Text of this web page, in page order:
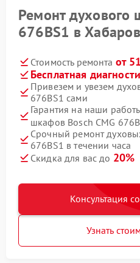
Ремонт духового
676BS1 в
Стоимость ремонта от
Бесплатная
Привезем и увезем
676BS1 сами
Гарантия на наши
шкафов Bosch CMG
Срочный ремонт
676BS1 в течении часа
Скидка для вас до 20%
Консультация
Узнать